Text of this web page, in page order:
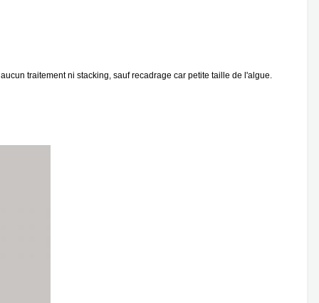
traitement ni stacking, sauf recadrage car petite taille de l'algue.